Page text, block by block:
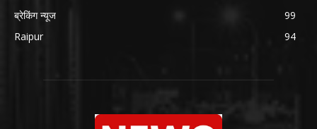
ब्रेकिंग न्यूज
99
Raipur
94